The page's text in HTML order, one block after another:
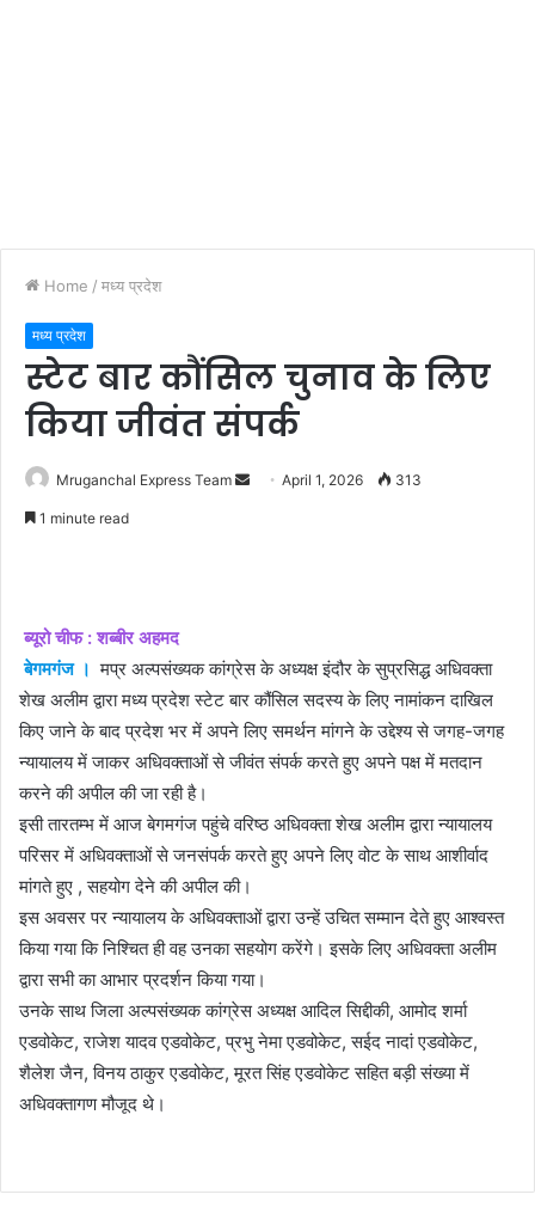
Home / मध्य प्रदेश
मध्य प्रदेश
स्टेट बार कौंसिल चुनाव के लिए
किया जीवंत संपर्क
Mruganchal Express Team
Send April 1, 2026 313
1 minute read
ब्यूरो चीफ : शब्बीर अहमद
बेगमगंज । मप्र अल्पसंख्यक कांग्रेस के अध्यक्ष इंदौर के सुप्रसिद्ध अधिवक्ता
शेख अलीम द्वारा मध्य प्रदेश स्टेट बार कौंसिल सदस्य के लिए नामांकन दाखिल
किए जाने के बाद प्रदेश भर में अपने लिए समर्थन मांगने के उद्देश्य से जगह-जगह
न्यायालय में जाकर अधिवक्ताओं से जीवंत संपर्क करते हुए अपने पक्ष में मतदान
करने की अपील की जा रही है।
इसी तारतम्भ में आज बेगमगंज पहुंचे वरिष्ठ अधिवक्ता शेख अलीम द्वारा न्यायालय
परिसर में अधिवक्ताओं से जनसंपर्क करते हुए अपने लिए वोट के साथ आशीर्वाद
मांगते हुए , सहयोग देने की अपील की।
इस अवसर पर न्यायालय के अधिवक्ताओं द्वारा उन्हें उचित सम्मान देते हुए आश्वस्त
किया गया कि निश्चित ही वह उनका सहयोग करेंगे। इसके लिए अधिवक्ता अलीम
द्वारा सभी का आभार प्रदर्शन किया गया।
उनके साथ जिला अल्पसंख्यक कांग्रेस अध्यक्ष आदिल सिद्दीकी, आमोद शर्मा
एडवोकेट, राजेश यादव एडवोकेट, प्रभु नेमा एडवोकेट, सईद नादां एडवोकेट,
शैलेश जैन, विनय ठाकुर एडवोकेट, मूरत सिंह एडवोकेट सहित बड़ी संख्या में
अधिवक्तागण मौजूद थे।